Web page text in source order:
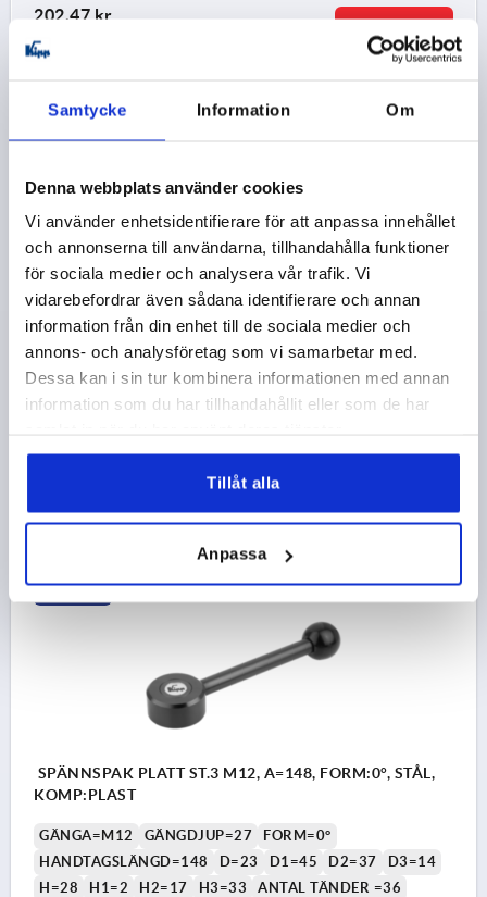
Samtycke Information Om
Denna webbplats använder cookies
Vi använder enhetsidentifierare för att anpassa innehållet
och annonserna till användarna, tillhandahålla funktioner
för sociala medier och analysera vår trafik. Vi
vidarebefordrar även sådana identifierare och annan
information från din enhet till de sociala medier och
annons- och analysföretag som vi samarbetar med.
Dessa kan i sin tur kombinera informationen med annan
information som du har tillhandahållit eller som de har
Tillåt alla
Anpassa
202,47 kr
exkl. leveranskostnader
K0114 0
SPÄNNSPAK PLATT ST.2 M12, A=131, FORM:0°, STÅL,
KOMP:PLAST
GÄNGA=M12 GÄNGDJUP=21
FORM=0°
HANDTAGSLÄNGD=131
D=19 D1=41 D2=30
D3=12
H=22
H1=2 H2=13,5 H3=26 ANTAL TÄNDER =30
exkl. moms
exkl. leveranskostnader
DETALJER
K0114 0
SPÄNNSPAK PLATT ST.3 M12, A=148, FORM:0°, STÅL,
KOMP:PLAST
GÄNGA=M12 GÄNGDJUP=27
FORM=0°
HANDTAGSLÄNGD=148
D=23 D1=45 D2=37
D3=14
H=28
H1=2 H2=17 H3=33 ANTAL TÄNDER =36